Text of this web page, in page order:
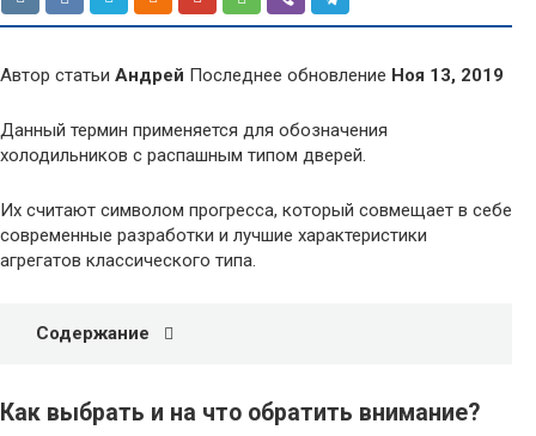
Автор статьи Андрей Последнее обновление Ноя 13, 2019
Данный термин применяется для обозначения
холодильников с распашным типом дверей.
Их считают символом прогресса, который совмещает в себе
современные разработки и лучшие характеристики
агрегатов классического типа.
Содержание
Как выбрать и на что обратить внимание?